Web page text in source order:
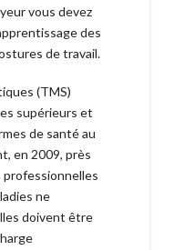
vous devez
des
de travail.
(TMS)
supérieurs et
de santé au
en 2009, près
professionnelles
ne
doivent être